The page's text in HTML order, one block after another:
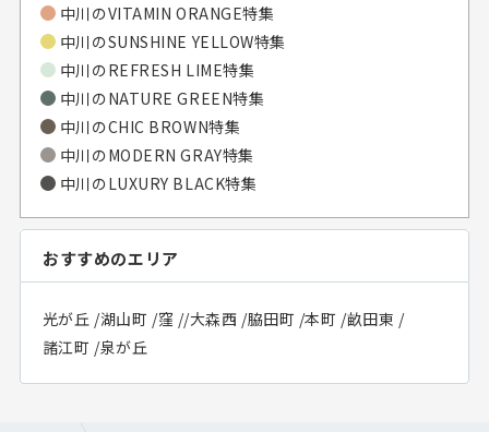
中川のVITAMIN ORANGE特集
中川のSUNSHINE YELLOW特集
中川のREFRESH LIME特集
中川のNATURE GREEN特集
中川のCHIC BROWN特集
中川のMODERN GRAY特集
中川のLUXURY BLACK特集
おすすめのエリア
光が丘 /湖山町 /窪 //大森西 /脇田町 /本町 /畝田東 /
諸江町 /泉が丘